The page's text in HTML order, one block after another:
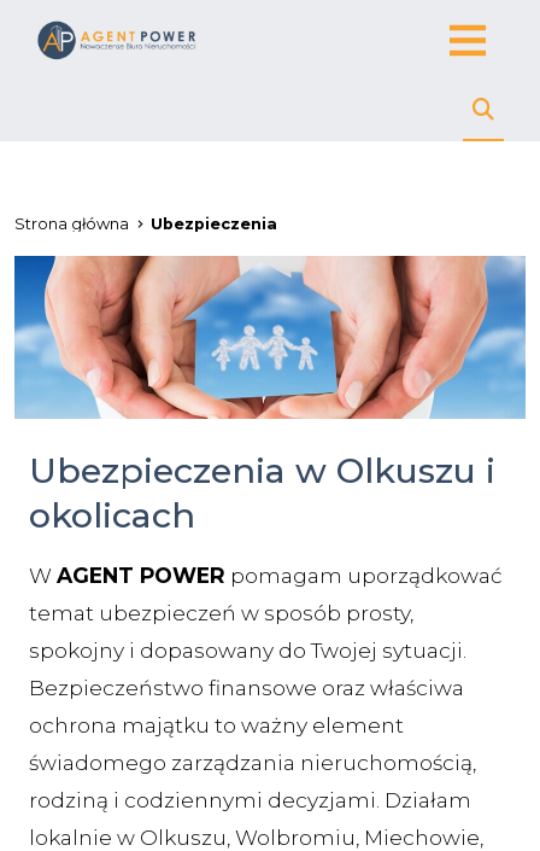
Strona główna Ubezpieczenia
Ubezpieczenia w Olkuszu i
okolicach
WAGENT POWER pomagam uporządkować
temat ubezpieczeń w sposób prosty,
spokojny i dopasowany do Twojej sytuacji.
Bezpieczeństwo finansowe oraz właściwa
ochrona majątku to ważny element
świadomego zarządzania nieruchomością,
rodziną i codziennymi decyzjami. Działam
lokalnie w Olkuszu, Wolbromiu, Miechowie,